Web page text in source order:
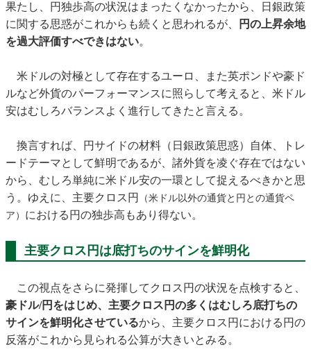
果たし、円独歩高の状況はまったくなかったから、日銀政策
に関する思惑がこれからも続くと思われるが、
円の上昇余地
を過大評価すべできはない。
米ドルの対極として存在するユーロ、また英ポンドや豪ド
ルなど外貨のパーフォーマンスに照らして考えると、米ドル
安はむしろバランスよく進行してきたと言える。
換言すれば、円サイドの材料（日銀政策思惑）自体、トレ
ードテーマとして鮮明であるが、諸外貨を凌ぐ存在ではない
から、むしろ単純に米ドル安の一環として捉えるべきかと思
う。ゆえに、主要クロス円
（米ドル以外の通貨と円との通貨ペ
ア） における円の独歩高もあり得ない。
主要クロス円は底打ちのサインを鮮明化
この視点をさらに発揮してクロス円の状況を点検すると、
豪ドル/円をはじめ、主要クロス円の多くはむしろ底打ちの
サインを鮮明化させているから、主要クロス円における円の
反落がこれから見られる公算が大きいとみる。